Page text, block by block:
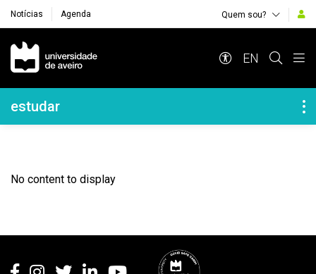
Notícias Agenda Quem sou?
Navegação Principal
EN
Navegação Lateral
estudar
No content to display